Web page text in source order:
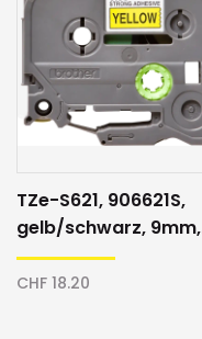
TZe-S621, 906621S,
gelb/schwarz, 9mm,
Schriftband
CHF 18.20